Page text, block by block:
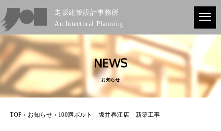
走坂建築設計事務所
Architectural Planning
NEWS
お知らせ
TOP › お知らせ › 100満ボルト 坂井春江店 新築工事